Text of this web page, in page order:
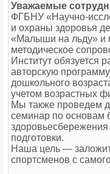
Уважаемые
ФГБНУ «Научно-
и охраны здоровья
«Малыши на льду» и
методическое
Институт обязуется
авторскую
дошкольного
учетом возрастных
Мы также проведем
семинар по основам
подготовки.
Наша цель —
спортсменов с